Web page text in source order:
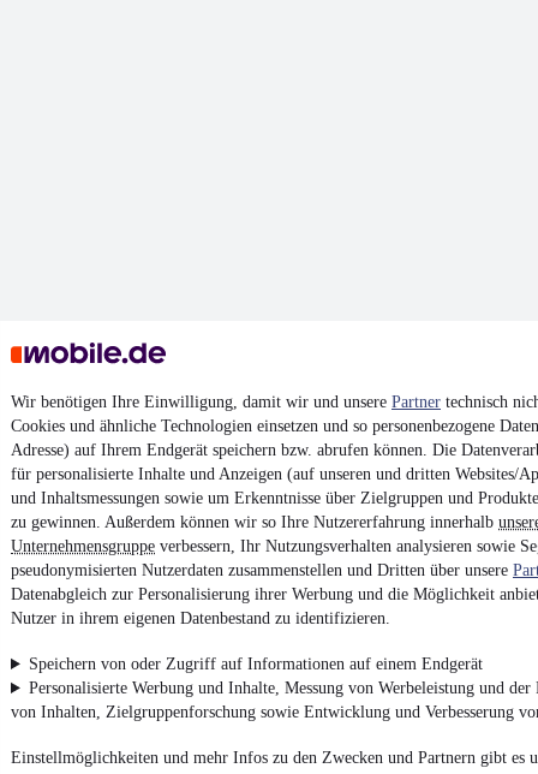
Wir benötigen Ihre Einwilligung, damit wir und unsere Partner technisch
Cookies und ähnliche Technologien einsetzen und so personenbezogene
Adresse) auf Ihrem Endgerät speichern bzw. abrufen können. Die
für personalisierte Inhalte und Anzeigen (auf unseren und dritten Websites/
und Inhaltsmessungen sowie um Erkenntnisse über Zielgruppen und
zu gewinnen. Außerdem können wir so Ihre Nutzererfahrung innerhalb
Unternehmensgruppe verbessern, Ihr Nutzungsverhalten analysieren sowie
pseudonymisierten Nutzerdaten zusammenstellen und Dritten über unsere
Datenabgleich zur Personalisierung ihrer Werbung und die Möglichkeit
Nutzer in ihrem eigenen Datenbestand zu identifizieren.
Speichern von oder Zugriff auf Informationen auf einem Endgerät
Personalisierte Werbung und Inhalte, Messung von Werbeleistung und der
von Inhalten, Zielgruppenforschung sowie Entwicklung und Verbesserung
Einstellmöglichkeiten und mehr Infos zu den Zwecken und Partnern gibt es